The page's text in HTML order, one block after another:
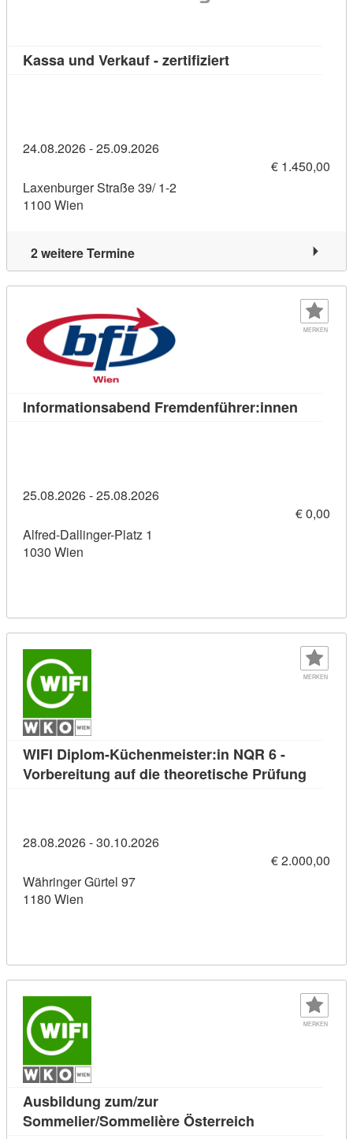
Kassa und Verkauf - zertifiziertKursdetail: Kassa
24.08.2026 - 25.09.2026
€ 1.450,00
Laxenburger Straße 39/ 1-2
1100 Wien
2 weitere Termine
MERKEN
Informationsabend Fremdenführer:innen
25.08.2026 - 25.08.2026
€ 0,00
Alfred-Dallinger-Platz 1
1030 Wien
MERKEN
WIFI Diplom-Küchenmeister:in NQR 6 -
Vorbereitung auf die theoretische Prüfung
28.08.2026 - 30.10.2026
€ 2.000,00
Währinger Gürtel 97
1180 Wien
MERKEN
Ausbildung zum/zur
Sommelier/Sommelière Österreich